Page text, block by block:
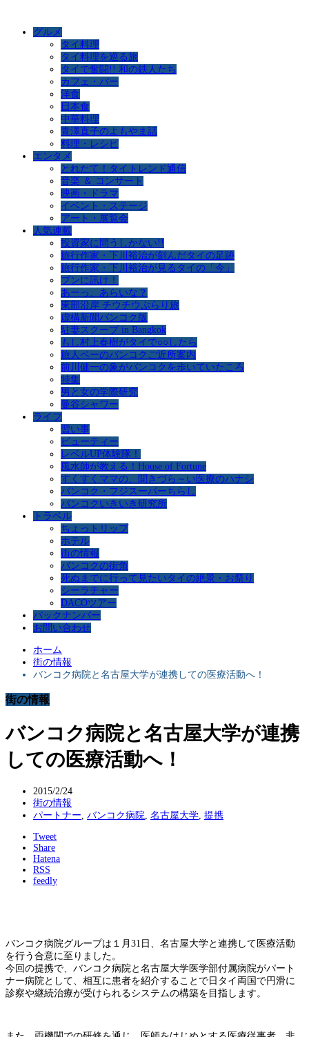
グルメ
タイ料理
タイ料理を巡る旅
タイで奮闘!! 和の鉄人たち
カフェ・バー
洋食
日本食
中華料理
青澤直子のよもやま話
料理・レシピ
エンタメ
とれたて！タイトレンド通信
音楽 ＆ コンサート
映画・ドラマ
イベント・ステージ
アート・展覧会
人気連載
投資家に問うしかない!!
旅行作家・下川裕治が刻んだタイの足跡
旅行作家・下川裕治が見るタイの「今」
ブンに訊け！
あーっ、あらいな？
東部沿岸 チウチウぶらり旅
虚構新聞バンコク版
駐妻スクープ in Bangkok
もし村上春樹がタイで○○したら
旅人ペーのバンコクご近所案内
前川健一の象がバンコクを歩いていたころ
特集
男と女の学際研究
曼谷シャワー
ライフ
習い事
ビューティー
レベルUP体験隊！
風水師が教える！House of Fortune
すくすくママの、聞きづら～い医療のハナシ
バンコク・フジスーパーちらし
バンコクいきいき研究所
トラベル
ちょっトリップ
ホテル
街の情報
バンコクの街角
死ぬまでに行って見たいタイの絶景・お祭り
シーラチャー
DACOツアー
バックナンバー
お問い合わせ
ホーム
街の情報
バンコク病院と名古屋大学が連携しての医療活動へ！
街の情報
バンコク病院と名古屋大学が連携
しての医療活動へ！
2015/2/24
街の情報
パートナー バンコク病院 名古屋大学 提携
Tweet
Share
Hatena
RSS
feedly
バンコク病院グループは１月31日、名古屋大学と連携して医療活動
を行う合意に至りました。
今回の提携で、バンコク病院と名古屋大学医学部付属病院がパート
ナー病院として、相互に患者を紹介することで日タイ両国で円滑に
診察や継続治療が受けられるシステムの構築を目指します。